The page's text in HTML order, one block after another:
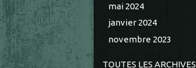
mai 2024
janvier 2024
novembre 2023
TOUTES LES ARCHIVES